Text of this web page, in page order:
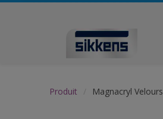
Produit Magnacryl Velours